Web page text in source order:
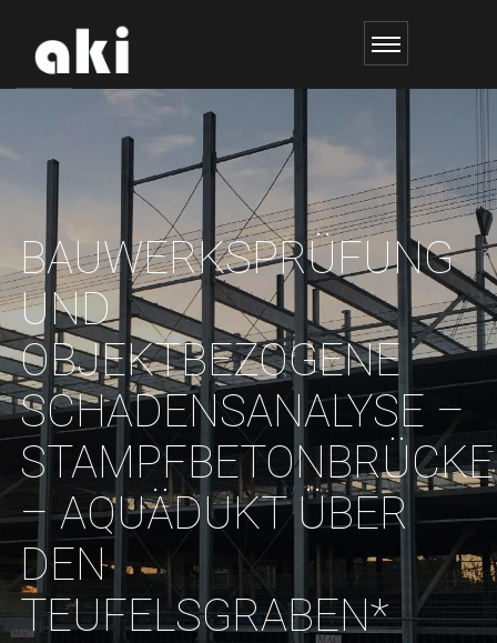
BAUWERKSPRÜFUNG
UND
OBJEKTBEZOGENE
SCHADENSANALYSE –
STAMPFBETONBRÜCKE
– AQUÄDUKT ÜBER
DEN
TEUFELSGRABEN*